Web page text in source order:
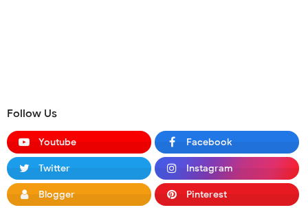
Follow Us
Youtube Facebook
Twitter Instagram
Blogger Pinterest